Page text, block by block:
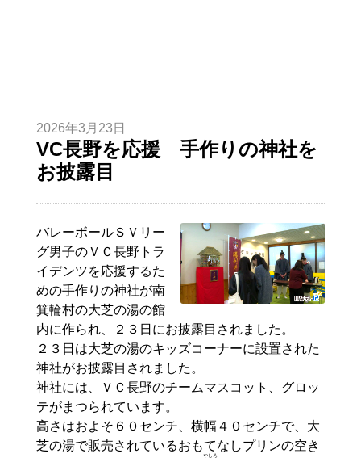
2026年3月23日
VC長野を応援 手作りの神社を
お披露目
バレーボールＳＶリー
グ男子のＶＣ長野トラ
イデンツを応援するた
めの手作りの神社が南
箕輪村の大芝の湯の館
内に作られ、２３日にお披露目されました。
２３日は大芝の湯のキッズコーナーに設置された
神社がお披露目されました。
神社には、ＶＣ長野のチームマスコット、グロッ
テがまつられています。
高さはおよそ６０センチ、横幅４０センチで、大
芝の湯で販売されているおもてなしプリンの空き
やしろ